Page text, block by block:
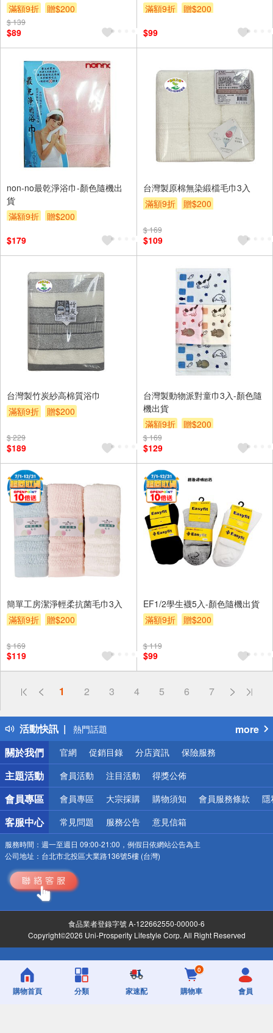
滿額9折
贈$200
$ 139
$89
滿額9折
贈$200
$99
non-no最乾淨浴巾-顏色隨機出
貨
滿額9折
贈$200
$179
台灣製原棉無染緞檔毛巾3入
滿額9折
贈$200
$ 169
$109
台灣製竹炭紗高棉質浴巾
滿額9折
贈$200
$ 229
$189
台灣製動物派對童巾3入-顏色隨
機出貨
滿額9折
贈$200
$ 169
$129
簡單工房潔淨輕柔抗菌毛巾3入
滿額9折
贈$200
$ 169
$119
EF1/2學生襪5入-顏色隨機出貨
滿額9折
贈$200
$ 119
$99
1 2 3 4 5 6 7
活動快訊
偏遠地區配送
得獎公告
熱門話題
銀行優惠
偏遠地區配送
詐騙網頁！請小心！
more
關於我們
官網 促銷目錄 分店資訊 保險服務
主題活動 會員活動 注目活動 得獎公佈
會員專區 會員專區 大宗採購 購物須知 會員服務條款 隱
客服中心 常見問題 服務公告 意見信箱
服務時間： 週一至週日 09:00-21:00，例假日依網站公告為主
公司地址： 台北市北投區大業路136號5樓 (台灣)
食品業者登錄字號 A-122662550-00000-6
Copyright©2026 Uni-Prosperity Lifestyle Corp. All Right Reserved
購物首頁 分類 家速配
0
購物車 會員